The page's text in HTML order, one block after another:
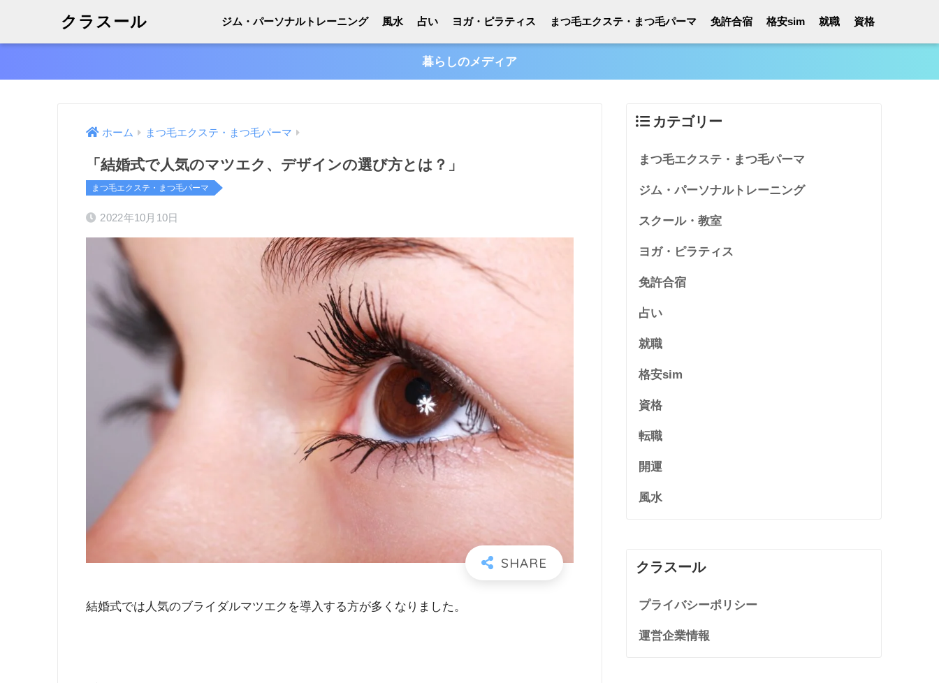
クラスール ジム・パーソナルトレーニング 風水 占い ヨガ・ピラティス まつ毛エクステ・まつ毛パーマ 免許合宿 格安sim 就職 資格
暮らしのメディア
ホーム まつ毛エクステ・まつ毛パーマ
「結婚式で人気のマツエク、デザインの選び方とは？」
まつ毛エクステ・まつ毛パーマ
2022年10月10日
結婚式では人気のブライダルマツエクを導入する方が多くなりました。
カテゴリー
まつ毛エクステ・まつ毛パーマ
ジム・パーソナルトレーニング
スクール・教室
ヨガ・ピラティス
免許合宿
占い
就職
格安sim
資格
転職
開運
風水
クラスール
プライバシーポリシー
運営企業情報